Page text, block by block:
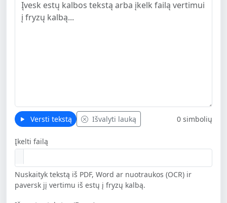
Versti tekstą Išvalyti lauką 0 simbolių
Įkelti failą
Nuskaityk tekstą iš PDF, Word ar nuotraukos (OCR) ir
paversk jį vertimu iš estų į fryzų kalbą.